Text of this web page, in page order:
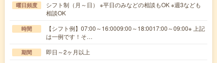
曜日頻度
シフト制（月～日） ※平日のみなどの相談もOK ※週3なども
相談OK
時間
【シフト例】07:00～16:0009:00～18:0017:00～09:00※ 上記
は一例です！そ…
期間 即日～2ヶ月以上